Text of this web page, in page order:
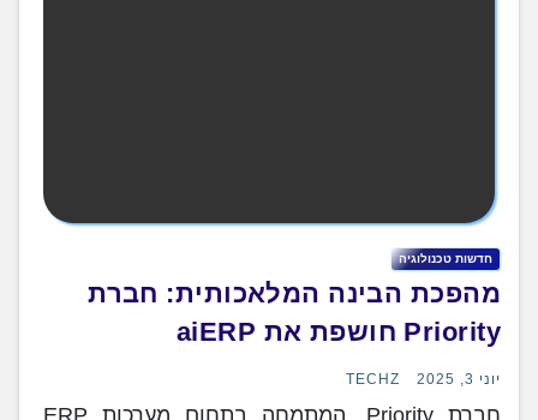
חדשות טכנולוגיה
מהפכת הבינה המלאכותית: חברת
Priority חושפת את aiERP
יוני 3, 2025 TECHZ
חברת Priority, המתמחה בתחום מערכות ERP,